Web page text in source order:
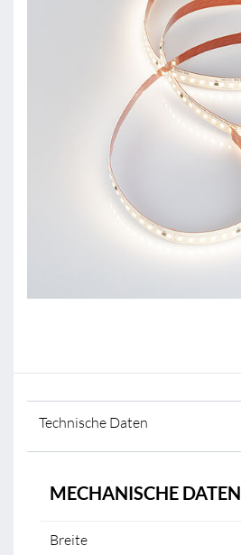
Technische Daten
MECHANISCHE DATEN
Breite